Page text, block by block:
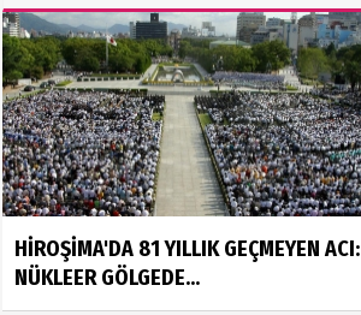
HİROŞİMA'DA 81 YILLIK GEÇMEYEN ACI:
NÜKLEER GÖLGEDE...